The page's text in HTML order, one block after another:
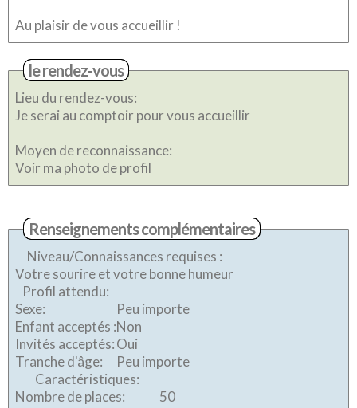
Au plaisir de vous accueillir !
le rendez-vous
Lieu du rendez-vous:
Je serai au comptoir pour vous accueillir
Moyen de reconnaissance:
Voir ma photo de profil
Renseignements complémentaires
Niveau/Connaissances requises :
Votre sourire et votre bonne humeur
Profil attendu:
Sexe:
Peu importe
Enfant acceptés :Non
Invités acceptés:Oui
Tranche d'âge:
Peu importe
Caractéristiques:
Nombre de places:
50